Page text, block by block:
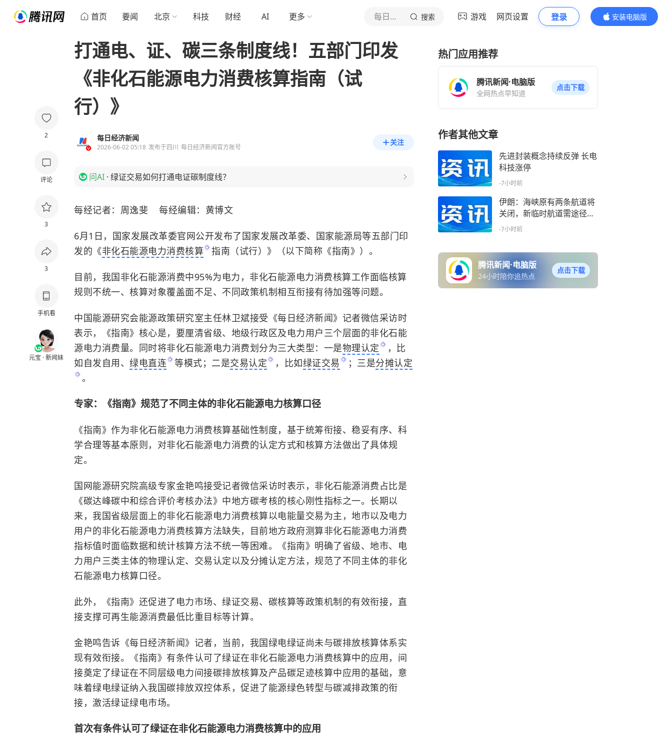
首页 要闻 北京 科技 财经 AI 更多 每日经济新闻 搜索 游戏 网页设置 登录
安装电脑版
内容更精彩
2
评论
3
3
手机看
元宝 · 新闻妹
打通电、证、碳三条制度线！五部门印发
《非化石能源电力消费核算指南（试
行）》
每日经济新闻
2026-06-02 05:18 发布于四川 每日经济新闻官方账号
关注
问AI · 绿证交易如何打通电证碳制度线？
每经记者：周逸斐 每经编辑：黄博文
6月1日，国家发展改革委官网公开发布了国家发展改革委、国家能源局等五部门印
发的《非化石能源电力消费核算 指南（试行）》（以下简称《指南》）。
目前，我国非化石能源消费中95%为电力，非化石能源电力消费核算工作面临核算
规则不统一、核算对象覆盖面不足、不同政策机制相互衔接有待加强等问题。
中国能源研究会能源政策研究室主任林卫斌接受《每日经济新闻》记者微信采访时
表示，《指南》核心是，要厘清省级、地级行政区及电力用户三个层面的非化石能
源电力消费量。同时将非化石能源电力消费划分为三大类型：一是物理认定
，比
如自发自用、 绿电直连 等模式；二是交易认定 ，比如绿证交易 ；三是分摊认定
。
专家：《指南》规范了不同主体的非化石能源电力核算口径
《指南》作为非化石能源电力消费核算基础性制度，基于统筹衔接、稳妥有序、科
学合理等基本原则，对非化石能源电力消费的认定方式和核算方法做出了具体规
定。
国网能源研究院高级专家金艳鸣接受记者微信采访时表示，非化石能源消费占比是
《碳达峰碳中和综合评价考核办法》中地方碳考核的核心刚性指标之一。长期以
来，我国省级层面上的非化石能源电力消费核算以电能量交易为主，地市以及电力
用户的非化石能源电力消费核算方法缺失，目前地方政府测算非化石能源电力消费
指标值时面临数据和统计核算方法不统一等困难。《指南》明确了省级、地市、电
力用户三类主体的物理认定、交易认定以及分摊认定方法，规范了不同主体的非化
石能源电力核算口径。
此外，《指南》还促进了电力市场、绿证交易、碳核算等政策机制的有效衔接，直
接支撑可再生能源消费最低比重目标等计算。
金艳鸣告诉《每日经济新闻》记者，当前，我国绿电绿证尚未与碳排放核算体系实
现有效衔接。《指南》有条件认可了绿证在非化石能源电力消费核算中的应用，间
接奠定了绿证在不同层级电力间接碳排放核算及产品碳足迹核算中应用的基础，意
味着绿电绿证纳入我国碳排放双控体系，促进了能源绿色转型与碳减排政策的衔
接，激活绿证绿电市场。
首次有条件认可了绿证在非化石能源电力消费核算中的应用
热门应用推荐
腾讯新闻·电脑版
全网热点早知道
点击下载
作者其他文章
先进封装概念持续反弹 长电
科技涨停
-7小时前
伊朗：海峡原有两条航道将
关闭，新临时航道需途径伊
朗领海
-7小时前
腾讯新闻·电脑版
24小时陪你追热点
点击下载